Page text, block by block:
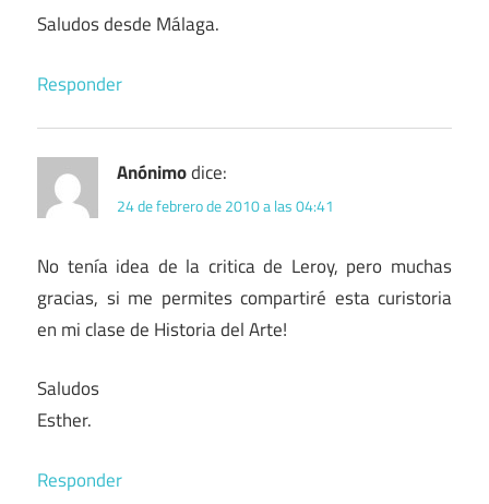
Saludos desde Málaga.
Responder
Anónimodice:
24 de febrero de 2010 a las 04:41
No tenía idea de la critica de Leroy, pero muchas
gracias, si me permites compartiré esta curistoria
en mi clase de Historia del Arte!
Saludos
Esther.
Responder